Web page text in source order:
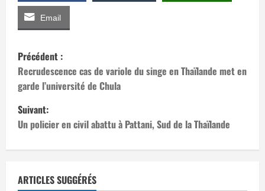
Email
N
a
v
i
g
a
Précédent :
Recrudescence cas de variole du singe en Thaïlande met en
garde l’université de Chula
Suivant:
Un policier en civil abattu à Pattani, Sud de la Thaïlande
ARTICLES SUGGÉRÉS